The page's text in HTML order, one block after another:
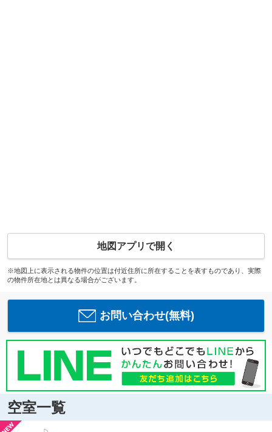
地図アプリで開く
※地図上に表示される物件の位置は付近住所に所在することを表すものであり、実際
の物件所在地とは異なる場合がございます。
お問い合わせ(無料)
空室一覧